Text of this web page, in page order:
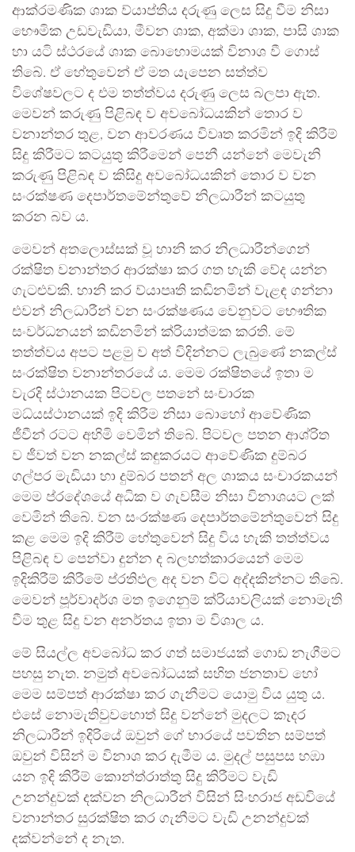
ආක්රමණික ශාක ව්යාප්තිය දරුණු ලෙස සිදු වීම නිසා
භෞමික උඩවැඩියා, මීවන ශාක, අක්මා ශාක, පාසි ශාක
හා යටි ස්ථරයේ ශාක බොහොමයක් විනාශ වී ගොස්
තිබේ. ඒ හේතුවෙන් ඒ මත යැපෙන සත්ත්ව
විශේෂවලට ද එම තත්ත්වය දරුණු ලෙස බලපා ඇත.
මෙවන් කරුණු පිළිබඳ ව අවබෝධයකින් තොර ව
වනාන්තර තුළ, වන ආවරණය විවෘත කරමින් ඉදි කිරීම්
සිදු කිරීමට කටයුතු කිරීමෙන් පෙනී යන්නේ මෙවැනි
කරුණු පිළිබඳ ව කිසිදු අවබෝධයකින් තොර ව වන
සංරක්ෂණ දෙපාර්තමේන්තුවේ නිලධාරීන් කටයුතු
කරන බව ය.
මෙවන් අතලොස්සක් වූ හානි කර නිලධාරීන්ගෙන්
රක්ෂිත වනාන්තර ආරක්ෂා කර ගත හැකි වේද යන්න
ගැටළුවකි. හානි කර ව්යාපෘති කඩිනමින් වැළඳ ගන්නා
එවන් නිලධාරීන් වන සංරක්ෂණය වෙනුවට භෞතික
සංවර්ධනයන් කඩිනමින් ක්රියාත්මක කරති. මේ
තත්ත්වය අපට පළමු ව අත් විදින්නට ලැබුණේ නකල්ස්
සංරක්ෂිත වනාන්තරයේ ය. මෙම රක්ෂිතයේ ඉතා ම
වැරදි ස්ථානයක පිටවල පතනේ සංචාරක
මධ්යස්ථානයක් ඉදි කිරීම නිසා බොහෝ ආවේණික
ජීවීන් රටට අහිමි වෙමින් තිබේ. පිටවල පතන ආශ්රිත
ව ජීවත් වන නකල්ස් කඳුකරයට ආවේණික දුම්බර
ගල්පර මැඩියා හා දුම්බර පතන් අල ශාකය සංචාරකයන්
මෙම ප්රදේශයේ අධික ව ගැවසීම නිසා විනාශයට ලක්
වෙමින් තිබේ. වන සංරක්ෂණ දෙපාර්තමේන්තුවෙන් සිදු
කළ මෙම ඉදි කිරීම් හේතුවෙන් සිදු විය හැකි තත්ත්වය
පිළිබඳ ව පෙන්වා දුන්න ද බලහත්කාරයෙන් මෙම
ඉදිකිරීම් කිරීමේ ප්රතිඵල අද වන විට අද්දකින්නට තිබේ.
මෙවන් පූර්වාදර්ශ මත ඉගෙනුම් ක්රියාවලියක් නොමැති
වීම තුළ සිදු වන අනර්තය ඉතා ම විශාල ය.
මේ සියල්ල අවබෝධ කර ගත් සමාජයක් ගොඩ නැගීමට
පහසු නැත. නමුත් අවබෝධයක් සහිත ජනතාව හෝ
මෙම සම්පත් ආරක්ෂා කර ගැනීමට යොමු විය යුතු ය.
එසේ නොමැතිවුවහොත් සිදු වන්නේ මුදලට කෑදර
නිලධාරීන් ඉදිරියේ ඔවුන් ගේ භාරයේ පවතින සම්පත්
ඔවුන් විසින් ම විනාශ කර දැමීම ය. මුදල් පසුපස හඹා
යන ඉදි කිරීම් කොන්ත්රාත්තු සිදු කිරීමට වැඩි
උනන්දුවක් දක්වන නිලධාරීන් විසින් සිංහරාජ අඩවියේ
වනාන්තර සුරක්ෂිත කර ගැනීමට වැඩි උනන්දුවක්
දක්වන්නේ ද නැත.